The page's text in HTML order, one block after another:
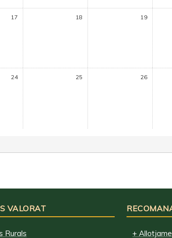
17 18 19
24 25 26
VALORAT
Rurals +